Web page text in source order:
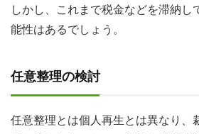
しかし、これまで税金などを滞納し
能性はあるでしょう。
任意整理の検討
任意整理とは個人再生とは異なり、